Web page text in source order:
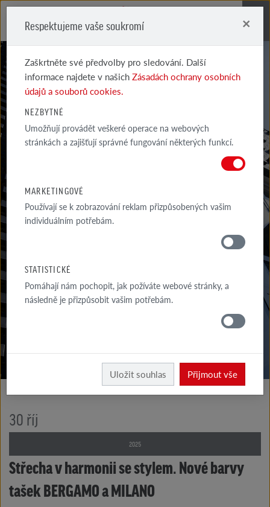
AKTUALITY
NEJNOVĚJŠÍ INFORMACE O PRODUKTECH, AKTUÁLNÍCH SLEVOVÝCH
KDE
Röben O firmě
30 říj
2025
Střecha v harmonii se stylem. Nové barvy
tašek BERGAMO a MILANO
Respektujeme vaše soukromí ×
Zaškrtněte své předvolby pro sledování. Další
informace najdete v našichZásadách ochrany osobních
údajů a souborů cookies.
NEZBYTNÉ
Umožňují provádět veškeré operace na webových
stránkách a zajišťují správné fungování některých funkcí.
MARKETINGOVÉ
Používají se k zobrazování reklam přizpůsobených vašim
individuálním potřebám.
STATISTICKÉ
Pomáhají nám pochopit, jak požíváte webové stránky, a
následně je přizpůsobit vašim potřebám.
Uložit souhlas Přijmout vše